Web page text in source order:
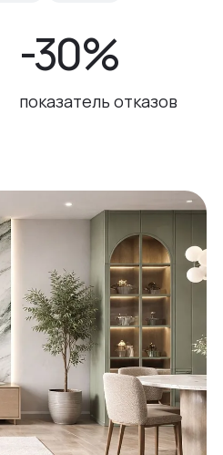
-30%
показатель отказов